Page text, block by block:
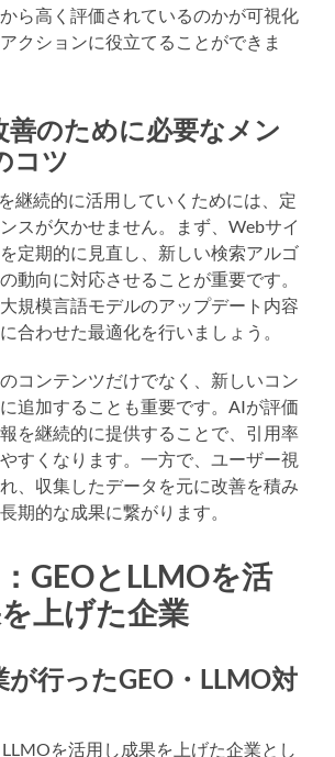
ら高く評価されているのかが可視化
クションに役立てることができま
善のために必要なメン
コツ
継続的に活用していくためには、定
スが欠かせません。まず、Webサイ
定期的に見直し、新しい検索アルゴ
動向に対応させることが重要です。
規模言語モデルのアップデート内容
合わせた最適化を行いましょう。
コンテンツだけでなく、新しいコン
追加することも重要です。AIが評価
を継続的に提供することで、引用率
すくなります。一方で、ユーザー視
、収集したデータを元に改善を積み
期的な成果に繋がります。
GEOとLLMOを活
上げた企業
が行ったGEO・LLMO対
を活用し成果を上げた企業とし